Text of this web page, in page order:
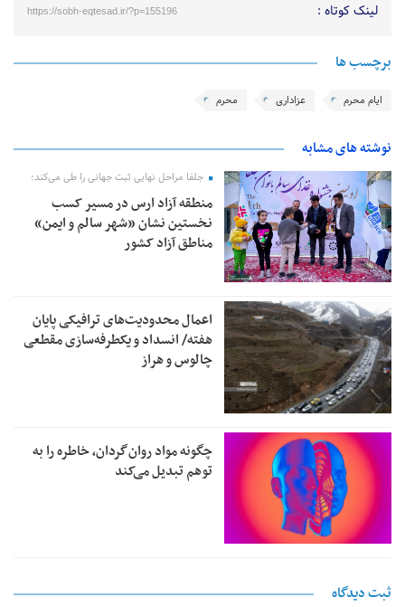
لینک کوتاه : https://sobh-eqtesad.ir/?p=155196
برچسب ها
ایام محرم عزاداری محرم
نوشته های مشابه
جلفا مراحل نهایی ثبت جهانی را طی می‌کند؛
منطقه آزاد ارس در مسیر کسب
نخستین نشان «شهر سالم و ایمن»
مناطق آزاد کشور
اعمال محدودیت‌های ترافیکی پایان
هفته/ انسداد و یکطرفه‌سازی مقطعی
چالوس و هراز
چگونه مواد روان‌گردان، خاطره را به
توهم تبدیل می‌کند
ثبت دیدگاه